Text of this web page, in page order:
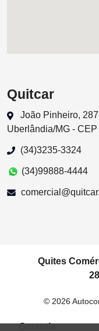
Quitcar
João Pinheiro,
Uberlândia/MG -
(34)3235-3324
(34)99888-4444
Quites
© 2026
Garantia